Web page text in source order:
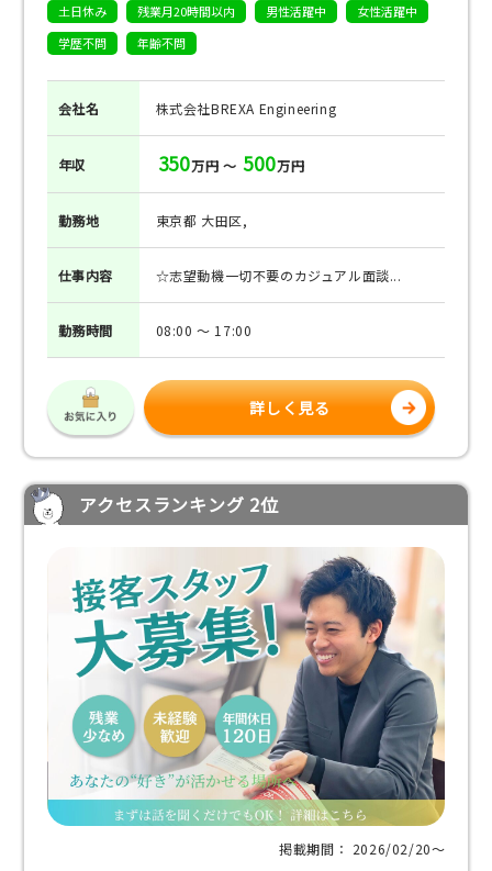
土日休み
残業月20時間以内 男性活躍中
女性活躍中
学歴不問
年齢不問
会社名 株式会社BREXA Engineering
年収 350万円 ～ 500万円
勤務地 東京都 大田区,
仕事内容 ☆志望動機一切不要のカジュアル面談...
勤務時間 08:00 ～ 17:00
詳しく見る
アクセスランキング 2位
掲載期間： 2026/02/20〜